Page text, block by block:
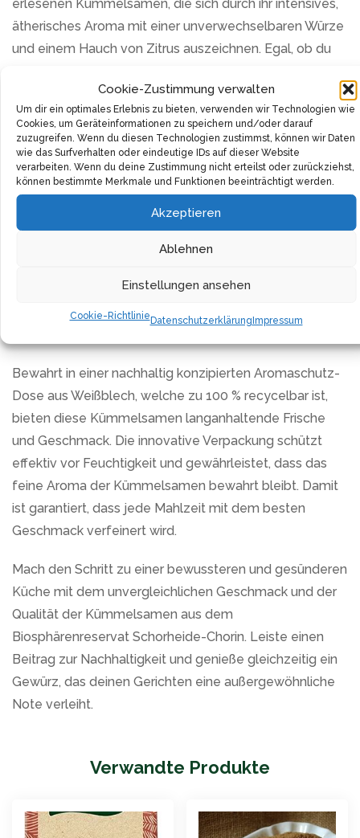
Cookie-Zustimmung verwalten
Um dir ein optimales Erlebnis zu bieten, verwenden wir Technologien wie
Cookies, um Geräteinformationen zu speichern und/oder darauf
zuzugreifen. Wenn du diesen Technologien zustimmst, können wir Daten
wie das Surfverhalten oder eindeutige IDs auf dieser Website
verarbeiten. Wenn du deine Zustimmung nicht erteilst oder zurückziehst,
können bestimmte Merkmale und Funktionen beeinträchtigt werden.
Akzeptieren
Ablehnen
Einstellungen ansehen
Cookie-RichtlinieDatenschutzerklärung Impressum
erlesenen Kümmelsamen, die sich durch ihr intensives,
ätherisches Aroma mit einer unverwechselbaren Würze
und einem Hauch von Zitrus auszeichnen. Egal, ob du
oder einem Eintopf die besondere Note verleihen
möchtest, diese Kümmelsamen sind die ideale Wahl,
um deinen Speisen einen authentischen Geschmack zu
verleihen.
Die Kümmelsamen stammen aus 100 % kontrolliert
biologischem Anbau, sind vegan, fair und sozial
gehandelt und vollkommen frei von jeglichen
unterstützt du nicht nur eine nachhaltige
Landwirtschaft, sondern sicherst dir auch die Reinheit
Bewahrt in einer nachhaltig konzipierten Aromaschutz-
Dose aus Weißblech, welche zu 100 % recycelbar ist,
bieten diese Kümmelsamen langanhaltende Frische
und Geschmack. Die innovative Verpackung schützt
effektiv vor Feuchtigkeit und gewährleistet, dass das
feine Aroma der Kümmelsamen bewahrt bleibt. Damit
ist garantiert, dass jede Mahlzeit mit dem besten
Geschmack verfeinert wird.
Mach den Schritt zu einer bewussteren und gesünderen
Küche mit dem unvergleichlichen Geschmack und der
Qualität der Kümmelsamen aus dem
Biosphärenreservat Schorheide-Chorin. Leiste einen
Beitrag zur Nachhaltigkeit und genieße gleichzeitig ein
Gewürz, das deinen Gerichten eine außergewöhnliche
Note verleiht.
Verwandte Produkte